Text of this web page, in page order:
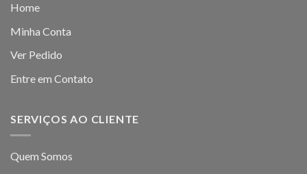
Home
Minha Conta
Ver Pedido
Entre em Contato
SERVIÇOS AO CLIENTE
Quem Somos